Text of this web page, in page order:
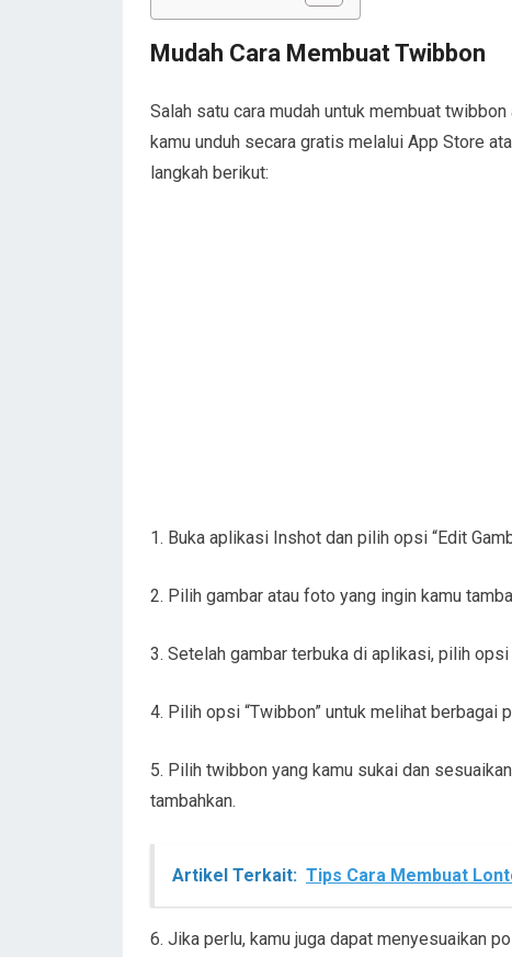
Mudah Cara Membuat Twibbon
Salah satu cara mudah untuk membuat
kamu unduh secara gratis melalui App Store
langkah berikut:
1. Buka aplikasi Inshot dan pilih opsi “Edit
2. Pilih gambar atau foto yang ingin kamu
3. Setelah gambar terbuka di aplikasi, pilih opsi
4. Pilih opsi “Twibbon” untuk melihat berbagai
5. Pilih twibbon yang kamu sukai dan
tambahkan.
Artikel Terkait: Tips Cara Membuat
6. Jika perlu, kamu juga dapat menyesuaikan